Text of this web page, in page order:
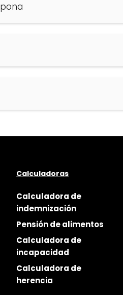
Calculadoras
Calculadora de
indemnización
Pensión de alimentos
Calculadora de
incapacidad
Calculadora de
herencia